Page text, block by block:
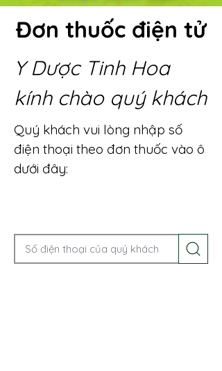
Đơn thuốc điện tử
Y Dược Tinh Hoa
kính chào quý khách
Quý khách vui lòng nhập số
điện thoại theo đơn thuốc vào ô
dưới đây: